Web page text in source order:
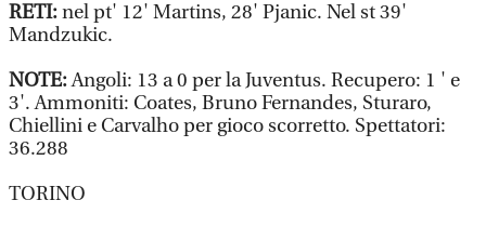
RETI:nel pt' 12' Martins, 28' Pjanic. Nel st 39'
Mandzukic.
NOTE:Angoli: 13 a 0 per la Juventus. Recupero: 1 ' e
3'. Ammoniti: Coates, Bruno Fernandes, Sturaro,
Chiellini e Carvalho per gioco scorretto. Spettatori:
36.288
TORINO